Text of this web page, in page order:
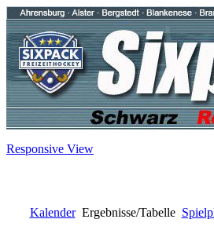
Responsive View
KalenderErgebnisse/Tabelle